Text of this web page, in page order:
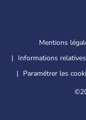
Mentions
Informations
Paramétrer les
©